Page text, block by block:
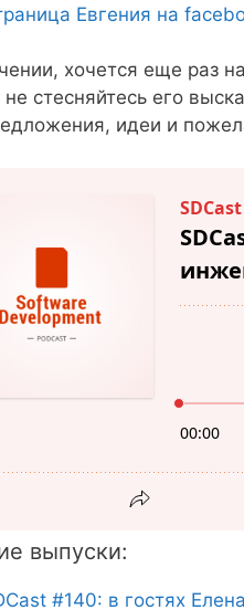
Евгения на
хочется еще раз
не стесняйтесь его
идеи и
выпуски:
#140: в гостях